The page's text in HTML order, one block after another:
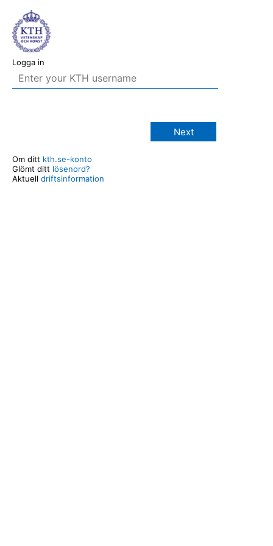
Logga in
Next
Om ditt kth.se-konto
Glömt ditt lösenord?
Aktuell driftsinformation